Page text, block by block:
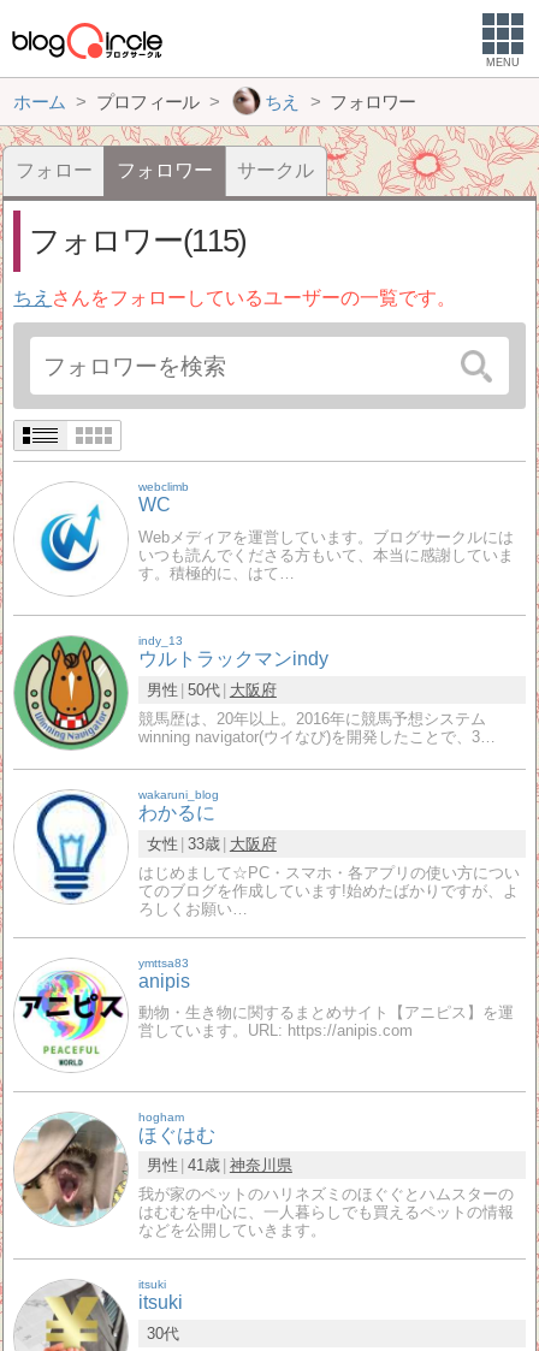
MENU
ホーム プロフィール ちえ フォロワー
フォロー フォロワー サークル
フォロワー(115)
ちえ さんをフォローしているユーザーの一覧です。
webclimb
WC
Webメディアを運営しています。ブログサークルには
いつも読んでくださる方もいて、本当に感謝していま
す。積極的に、はて…
indy_13
ウルトラックマンindy
男性 50代
大阪府
競馬歴は、20年以上。2016年に競馬予想システム
winning navigator(ウイなび)を開発したことで、3…
wakaruni_blog
わかるに
女性 33歳
大阪府
はじめまして☆PC・スマホ・各アプリの使い方につい
てのブログを作成しています!始めたばかりですが、よ
ろしくお願い…
ymttsa83
anipis
動物・生き物に関するまとめサイト【アニピス】を運
営しています。URL: https://anipis.com
hogham
ほぐはむ
男性 41歳 神奈川県
我が家のペットのハリネズミのほぐぐとハムスターの
はむむを中心に、一人暮らしでも買えるペットの情報
などを公開していきます。
itsuki
itsuki
30代